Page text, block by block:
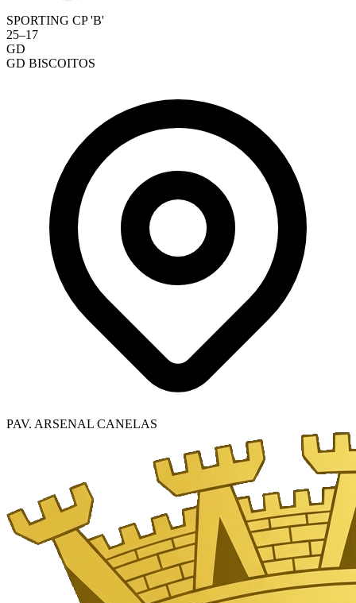
SPORTING CP 'B'
25–17
GD
GD BISCOITOS
PAV. ARSENAL CANELAS